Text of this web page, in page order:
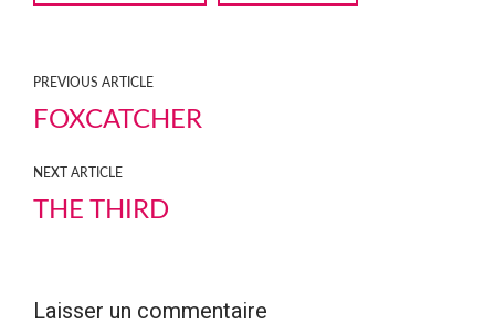
PREVIOUS ARTICLE
FOXCATCHER
NEXT ARTICLE
THE THIRD
Laisser un commentaire